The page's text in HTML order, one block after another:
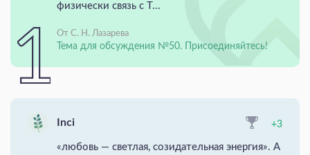
физически связь с Т...
От С. Н. Лазарева
Тема для обсуждения №50. Присоединяйтесь!
Inci +3
«любовь — светлая, созидательная энергия». А